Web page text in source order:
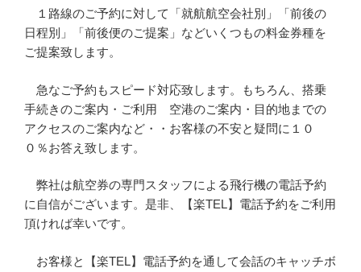
１路線のご予約に対して「就航航空会社別」「前後の
日程別」「前後便のご提案」などいくつもの料金券種を
ご提案致します。
急なご予約もスピード対応致します。もちろん、搭乗
手続きのご案内・ご利用 空港のご案内・目的地までの
アクセスのご案内など・・お客様の不安と疑問に１０
０％お答え致します。
弊社は航空券の専門スタッフによる飛行機の電話予約
に自信がございます。是非、【楽TEL】電話予約をご利用
頂ければ幸いです。
お客様と【楽TEL】電話予約を通して会話のキャッチボ